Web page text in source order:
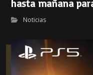
hasta mañana
Noticias